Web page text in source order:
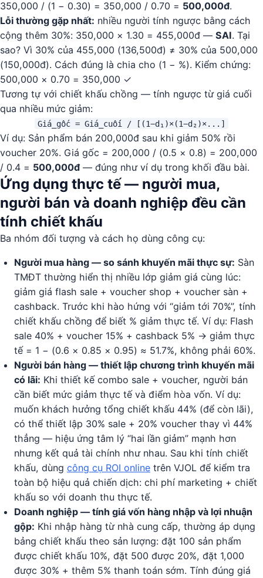
350,000 / (1 − 0.30) = 350,000 / 0.70 = 500,000đ.
Lỗi thường gặp nhất: nhiều người tính ngược bằng cách
cộng thêm 30%: 350,000 × 1.30 = 455,000đ — SAI. Tại
sao? Vì 30% của 455,000 (136,500đ) ≠ 30% của 500,000
(150,000đ). Cách đúng là chia cho (1 − %). Kiểm chứng:
500,000 × 0.70 = 350,000 ✓
Tương tự với chiết khấu chồng — tính ngược từ giá cuối
qua nhiều mức giảm:
Giá_gốc = Giá_cuối / [(1−d₁)×(1−d₂)×...]
Ví dụ: Sản phẩm bán 200,000đ sau khi giảm 50% rồi
voucher 20%. Giá gốc = 200,000 / (0.5 × 0.8) = 200,000
/ 0.4 = 500,000đ— đúng như ví dụ trong khối đầu bài.
Ứng dụng thực tế — người mua,
người bán và doanh nghiệp đều cần
tính chiết khấu
Ba nhóm đối tượng và cách họ dùng công cụ:
Người mua hàng — so sánh khuyến mãi thực sự: Sàn
TMĐT thường hiển thị nhiều lớp giảm giá cùng lúc:
giảm giá flash sale + voucher shop + voucher sàn +
cashback. Trước khi hào hứng với “giảm tới 70%”, tính
chiết khấu chồng để biết % giảm thực tế. Ví dụ: Flash
sale 40% + voucher 15% + cashback 5% → giảm thực
tế = 1 − (0.6 × 0.85 × 0.95) ≈ 51.7%, không phải 60%.
Người bán hàng — thiết lập chương trình khuyến mãi
có lãi: Khi thiết kế combo sale + voucher, người bán
cần biết mức giảm thực tế và điểm hòa vốn. Ví dụ:
muốn khách hưởng tổng chiết khấu 44% (để còn lãi),
có thể thiết lập 30% sale + 20% voucher thay vì 44%
thẳng — hiệu ứng tâm lý “hai lần giảm” mạnh hơn
nhưng kết quả tài chính như nhau. Sau khi tính chiết
khấu, dùng công cụ ROI online trên VJOL để kiểm tra
toàn bộ hiệu quả chiến dịch: chi phí marketing + chiết
khấu so với doanh thu thực tế.
Doanh nghiệp — tính giá vốn hàng nhập và lợi nhuận
gộp: Khi nhập hàng từ nhà cung cấp, thường áp dụng
bảng chiết khấu theo sản lượng: đặt 100 sản phẩm
được chiết khấu 10%, đặt 500 được 20%, đặt 1,000
được 30% + thêm 5% thanh toán sớm. Tính đúng giá